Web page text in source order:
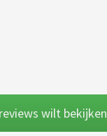
wilt bekijken